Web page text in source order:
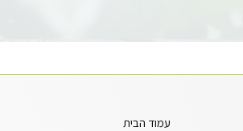
עמוד הבית